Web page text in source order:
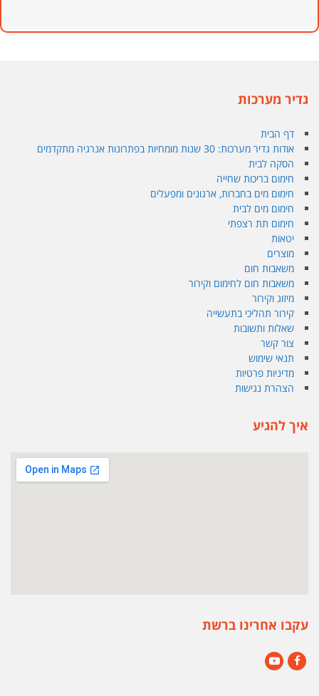
גדיר מערכות
דף הבית
אודות גדיר מערכות: 30 שנות מומחיות בפתרונות אנרגיה מתקדמים
הסקה לבית
חימום בריכות שחייה
חימום מים בחברות, ארגונים ומפעלים
חימום מים לבית
חימום תת רצפתי
יטאות
מוצרים
משאבות חום
משאבות חום לחימום וקירור
מיזוג וקירור
קירור תהליכי בתעשייה
שאלות ותשובות
צור קשר
תנאי שימוש
מדיניות פרטיות
הצהרת נגישות
איך להגיע
עקבו אחרינו ברשת